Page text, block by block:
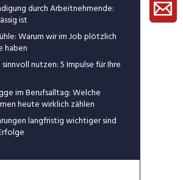
durch Arbeitnehmende:
ist
Warum wir im Job plötzlich
haben
nutzen: 5 Impulse für Ihre
im Berufsalltag: Welche
heute wirklich zählen
langfristig wichtiger sind